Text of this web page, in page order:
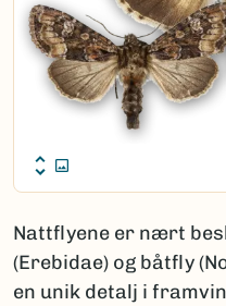
Nattflyene er nært
(Erebidae) og båtfly
en unik detalj i